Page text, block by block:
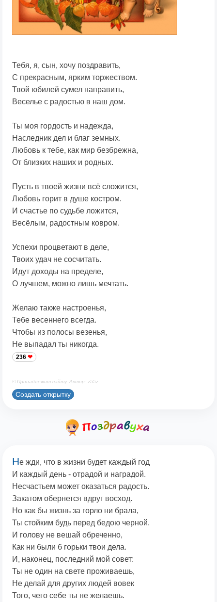
Тебя, я, сын, хочу поздравить,
С прекрасным, ярким торжеством.
Твой юбилей сумел направить,
Веселье с радостью в наш дом.
Ты моя гордость и надежда,
Наследник дел и благ земных.
Любовь к тебе, как мир безбрежна,
От близких наших и родных.
Пусть в твоей жизни всё сложится,
Любовь горит в душе костром.
И счастье по судьбе ложится,
Весёлым, радостным ковром.
Успехи процветают в деле,
Твоих удач не сосчитать.
Идут доходы на пределе,
О лучшем, можно лишь мечтать.
Желаю также настроенья,
Тебе весеннего всегда.
Чтобы из полосы везенья,
Не выпадал ты никогда.
236
© Принадлежит сайту. Автор: z55z
Создать открытку
Не жди, что в жизни будет каждый год
И каждый день - отрадой и наградой.
Несчастьем может оказаться радость.
Закатом обернется вдруг восход.
Но как бы жизнь за горло ни брала,
Ты стойким будь перед бедою черной.
И голову не вешай обреченно,
Как ни были б горьки твои дела.
И, наконец, последний мой совет:
Ты не один на свете проживаешь,
Не делай для других людей вовек
Того, чего себе ты не желаешь.